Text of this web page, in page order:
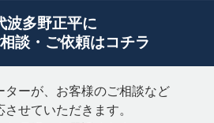
波多野正平に
談・ご依頼はコチラ
ターが、お客様のご相談など
せていただきます。